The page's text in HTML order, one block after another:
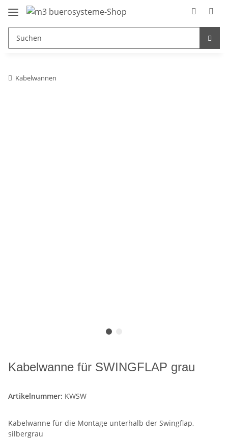
Kabelwannen
Kabelwanne für SWINGFLAP grau
Artikelnummer: KWSW
Kabelwanne für die Montage unterhalb der Swingflap,
silbergrau